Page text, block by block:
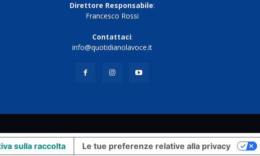
Direttore Responsabile:
Francesco Rossi
Contattaci:
info@quotidianolavoce.it
sulla raccolta Le tue preferenze relative alla privacy